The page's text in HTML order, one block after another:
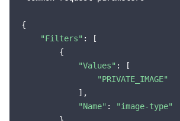
{
"Filters" : [
        {
"Values" : [
"PRIVATE_IMAGE"
            ],
"Name" :
"image-type"